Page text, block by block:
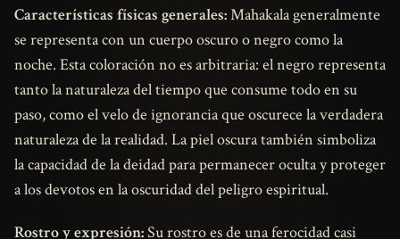
Características físicas generales:Mahakala generalmente
se representa con un cuerpo oscuro o negro como la
noche. Esta coloración no es arbitraria: el negro representa
tanto la naturaleza del tiempo que consume todo en su
paso, como el velo de ignorancia que oscurece la verdadera
naturaleza de la realidad. La piel oscura también simboliza
la capacidad de la deidad para permanecer oculta y proteger
a los devotos en la oscuridad del peligro espiritual.
Rostro y expresión:Su rostro es de una ferocidad casi